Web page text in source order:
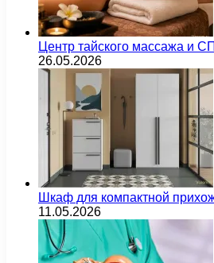
Центр тайского массажа и
26.05.2026
Шкаф для компактной
11.05.2026